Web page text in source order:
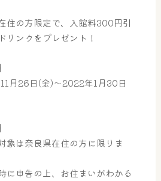
住の方限定で、入館料300円引
リンクをプレゼント！
月26日(金)～2022年1月30日
象は奈良県在住の方に限りま
に申告の上、お住まいがわかる